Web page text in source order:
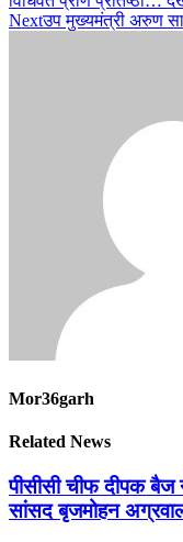
Nextउप मुख्यमंत्री अरुण
Mor36garh
Related News
पीसीसी चीफ दीपक बैज
सांसद बृजमोहन